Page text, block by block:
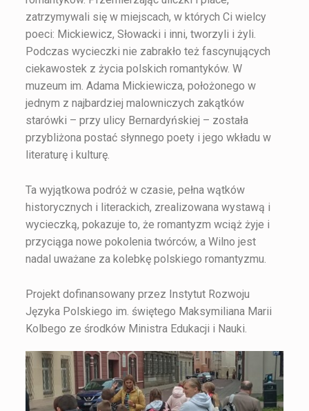
zatrzymywali się w miejscach, w których Ci wielcy
poeci: Mickiewicz, Słowacki i inni, tworzyli i żyli.
Podczas wycieczki nie zabrakło też fascynujących
ciekawostek z życia polskich romantyków. W
muzeum im. Adama Mickiewicza, położonego w
jednym z najbardziej malowniczych zakątków
starówki – przy ulicy Bernardyńskiej – została
przybliżona postać słynnego poety i jego wkładu w
literaturę i kulturę.
Ta wyjątkowa podróż w czasie, pełna wątków
historycznych i literackich, zrealizowana wystawą i
wycieczką, pokazuje to, że romantyzm wciąż żyje i
przyciąga nowe pokolenia twórców, a Wilno jest
nadal uważane za kolebkę polskiego romantyzmu.
Projekt dofinansowany przez Instytut Rozwoju
Języka Polskiego im. świętego Maksymiliana Marii
Kolbego ze środków Ministra Edukacji i Nauki.